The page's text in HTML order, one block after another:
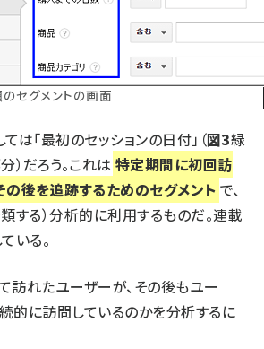
のセグメントの画面
は「最初のセッションの日付」（図3緑
）だろう。これは 特定期間に初回訪
の後を追跡するためのセグメント で、
する）分析的に利用するものだ。連載
いる。
訪れたユーザーが、その後もユー
的に訪問しているのかを分析するに